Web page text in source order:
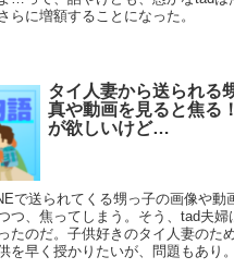
らに増額することになった。
タイ人妻から送られる
真や動画を見ると焦る
が欲しいけど…
で送られてくる甥っ子の画像や動
つ、焦ってしまう。そう、tad夫婦
たのだ。子供好きのタイ人妻のた
を早く授かりたいが、問題もあり。